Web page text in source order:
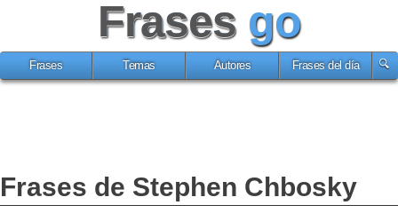
Frases go
Frases Temas Autores Frases del día
Frases de Stephen Chbosky